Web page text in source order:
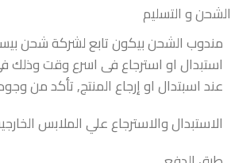
الشحن و التسليم
مندوب الشحن بيكون تابع لشركة شحن
استبدال او استرجاع فى اسرع وقت وذلك
عند اسبتدال او إرجاع المنتج, تأكد من
الاستبدال والاسترجاع علي الملابس